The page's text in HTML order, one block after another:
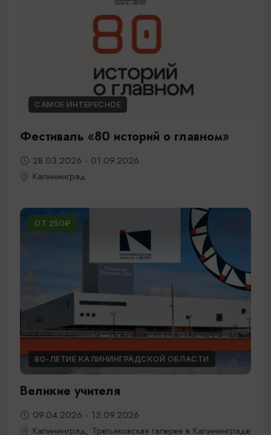
САМОЕ ИНТЕРЕСНОЕ
Фестиваль «80 историй о главном»
28.03.2026 - 01.09.2026
Калининград
ОТ 250₽
80-ЛЕТИЕ КАЛИНИНГРАДСКОЙ ОБЛАСТИ
Великие учителя
09.04.2026 - 15.09.2026
Калининград, Третьяковская галерея в Калининграде